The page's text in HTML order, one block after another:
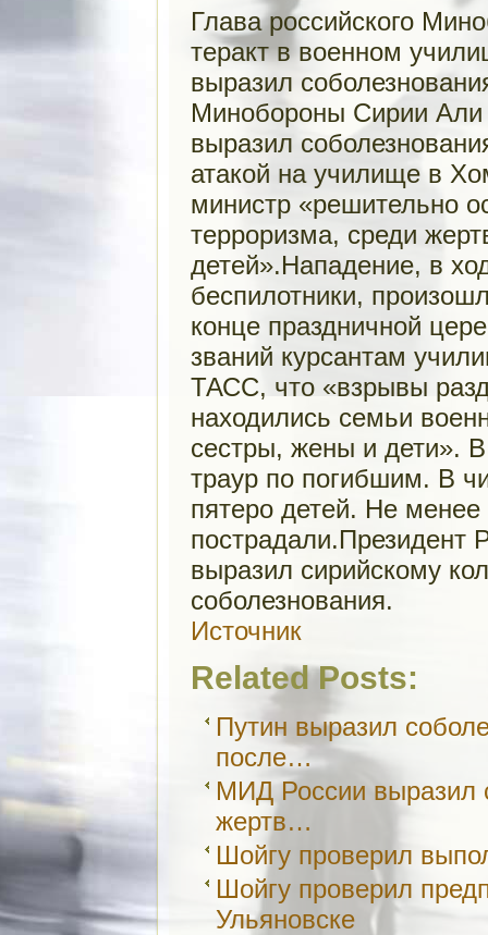
Глава российского
теракт в военном
выразил
Минобороны Сирии
выразил
атакой на училище в
министр «решительно
терроризма, среди
детей».Нападение, в
беспилотники,
конце праздничной
званий курсантам
ТАСС, что «взрывы
находились семьи
сестры, жены и дети».
траур по погибшим. В
пятеро детей. Не менее
пострадали.Президент
выразил сирийскому
соболезнования.
Источник
Related Posts:
Путин выразил
после…
МИД России выразил
жертв…
Шойгу проверил
Шойгу проверил
Ульяновске